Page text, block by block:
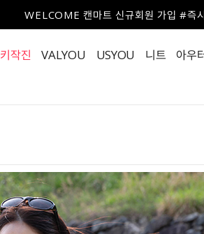
WELCOME 캔마트 신규회원 가입 #즉
키작진 VALYOU USYOU 니트 아우